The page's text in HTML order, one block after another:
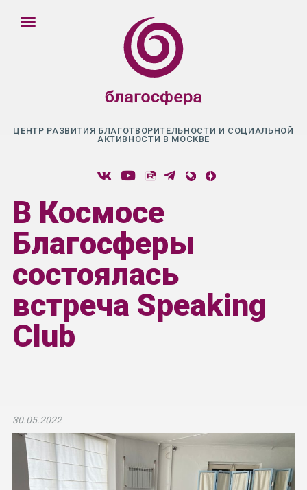
ЦЕНТР РАЗВИТИЯ БЛАГОТВОРИТЕЛЬНОСТИ И СОЦИАЛЬНОЙ
АКТИВНОСТИ В МОСКВЕ
В Космосе
Благосферы
состоялась
встреча Speaking
Club
30.05.2022